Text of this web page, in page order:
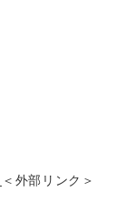
＜外部リンク＞